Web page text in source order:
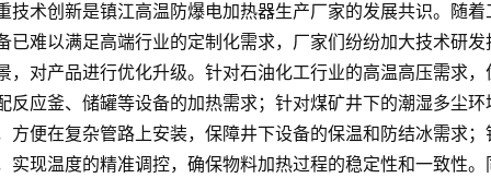
技术创新是镇江高温防爆电加热器生产厂家的发展共识。随
已难以满足高端行业的定制化需求，厂家们纷纷加大技术研
，对产品进行优化升级。针对石油化工行业的高温高压需求
反应釜、储罐等设备的加热需求；针对煤矿井下的潮湿多尘
方便在复杂管路上安装，保障井下设备的保温和防结冰需求
实现温度的精准调控，确保物料加热过程的稳定性和一致性